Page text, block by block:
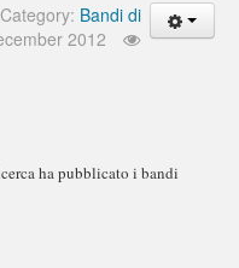
Category: Bandi di
2012
ha pubblicato i bandi